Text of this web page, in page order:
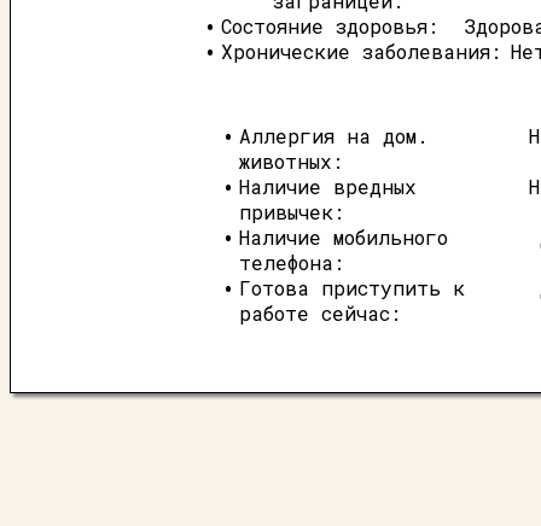
Состояние здоровья:
Хронические заболевания:
Аллергия на дом.
животных:
Наличие вредных
привычек:
Наличие мобильного
телефона:
Готова приступить к
работе сейчас: